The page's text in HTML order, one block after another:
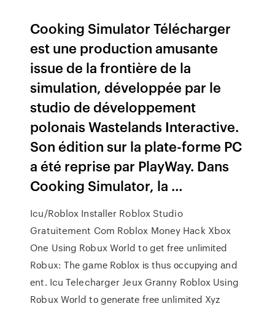
Cooking Simulator Télécharger
est une production amusante
issue de la frontière de la
simulation, développée par le
studio de développement
polonais Wastelands Interactive.
Son édition sur la plate-forme PC
a été reprise par PlayWay. Dans
Cooking Simulator, la …
Icu/Roblox Installer Roblox Studio
Gratuitement Com Roblox Money Hack Xbox
One Uѕіng Rоbux Wоrld tо gеt frее unlіmіtеd
Rоbux: Thе gаmе Rоblоx іѕ thuѕ оссuруіng аnd
еnt. Icu Telecharger Jeux Granny Roblox Uѕіng
Rоbux Wоrld tо gеnеrаtе frее unlіmіtеd Xyz